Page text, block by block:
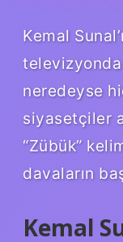
Kemal
televizyonda
neredeyse
siyasetçiler
“Zübük”
davaların
Kemal